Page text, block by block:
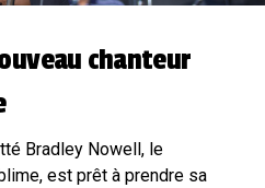
chanteur
Bradley Nowell, le
est prêt à prendre sa